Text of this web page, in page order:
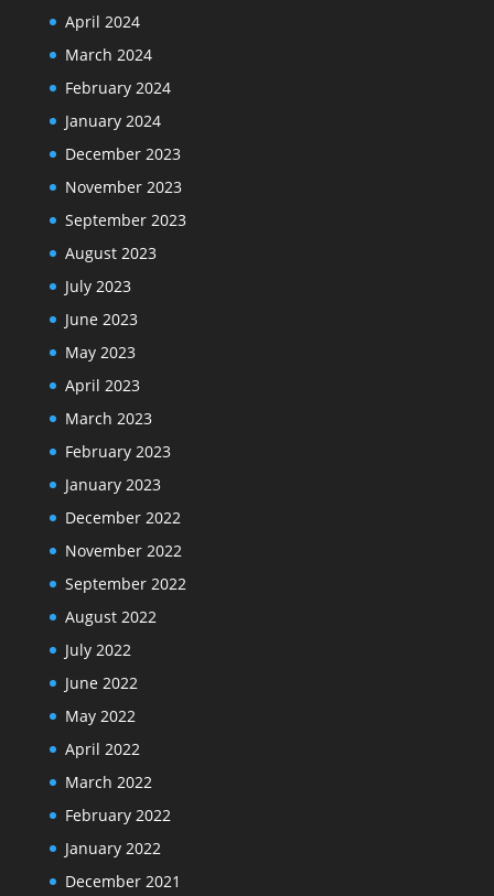
April 2024
March 2024
February 2024
January 2024
December 2023
November 2023
September 2023
August 2023
July 2023
June 2023
May 2023
April 2023
March 2023
February 2023
January 2023
December 2022
November 2022
September 2022
August 2022
July 2022
June 2022
May 2022
April 2022
March 2022
February 2022
January 2022
December 2021